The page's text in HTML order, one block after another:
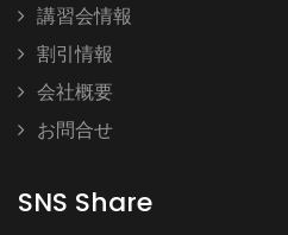
講習会情報
割引情報
会社概要
お問合せ
SNS Share